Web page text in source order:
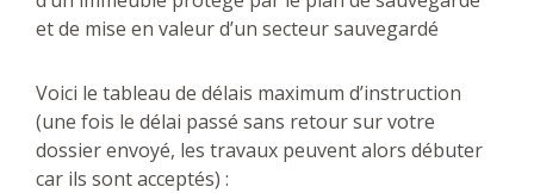
et de mise en valeur d’un secteur sauvegardé
Voici le tableau de délais maximum d’instruction
(une fois le délai passé sans retour sur votre
dossier envoyé, les travaux peuvent alors débuter
car ils sont acceptés) :